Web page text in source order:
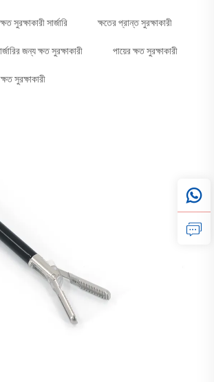
ক্ষত সুরক্ষাকারী সার্জারি ক্ষতের প্রান্ত সুরক্ষাকারী
জন্য ক্ষত সুরক্ষাকারী পায়ের ক্ষত সুরক্ষাকারী
সুরক্ষাকারী